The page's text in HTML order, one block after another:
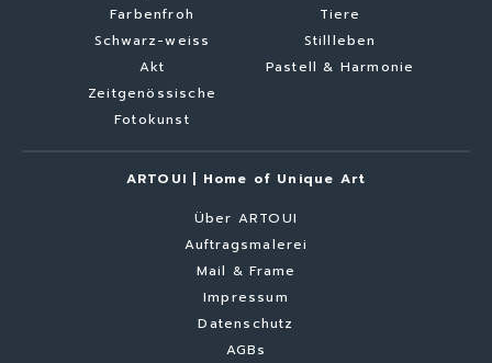
Farbenfroh
Schwarz-weiss
Akt
Zeitgenössische
Fotokunst
Tiere
Stillleben
Pastell & Harmonie
ARTOUI | Home of Unique Art
Über ARTOUI
Auftragsmalerei
Mail & Frame
Impressum
Datenschutz
AGBs